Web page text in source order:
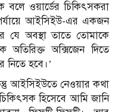
ওয়ার্ডের চিকিৎসকরা
আইসিইউ-এর একজন
যে অবস্থা তাতে তোমাকে
অক্সিজেন দিতে
নিতে হবে।’
আইসিইউতে নেওয়ার কথা
হিসেবে আমি জানি